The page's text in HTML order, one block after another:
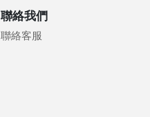
聯絡我們
聯絡客服